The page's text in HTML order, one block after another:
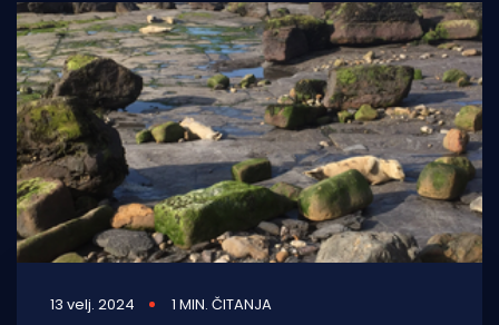
13 velj. 2024 1 MIN. ČITANJA